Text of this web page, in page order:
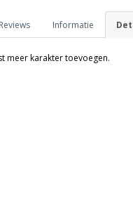
Informatie
Reviews
meer karakter toevoegen.